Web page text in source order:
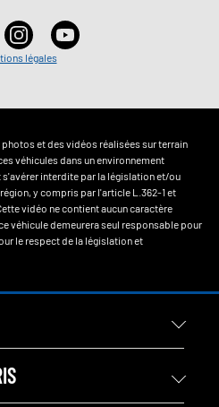
légales
et des vidéos réalisées sur terrain
véhicules dans un environnement
interdite par la législation et/ou
y compris par l'article L.362-1 et
vidéo ne contient aucun caractère
véhicule demeurera seul responsable pour
le respect de la législation et